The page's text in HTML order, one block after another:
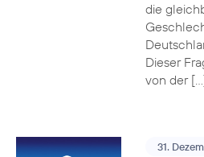
die
Dieser
von der
31.